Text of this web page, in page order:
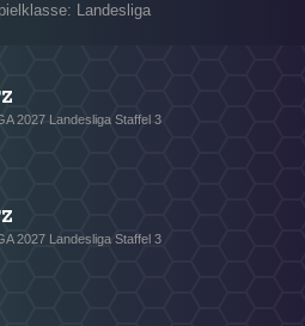
Landesliga
2027 Landesliga Staffel 3
2027 Landesliga Staffel 3